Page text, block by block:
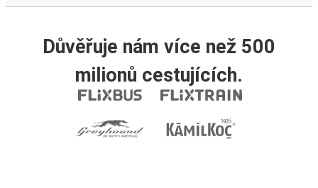
Důvěřuje nám více než 500
milionů cestujících.